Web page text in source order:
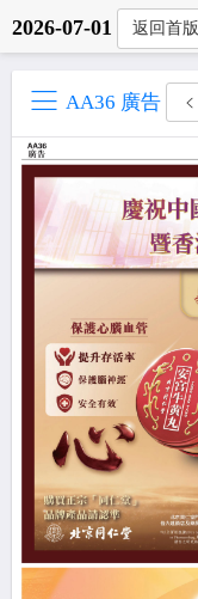
2026-07-01 返回首版
AA36 廣告